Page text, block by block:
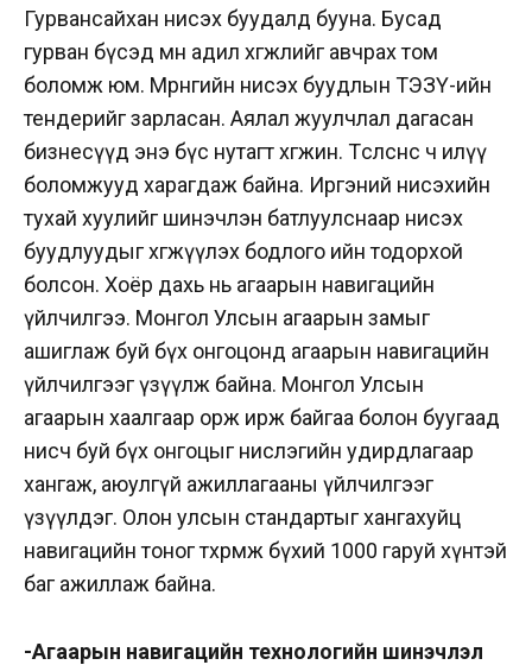
Гурвансайхан нисэх буудалд бууна. Бусад
гурван бүсэд мөн адил хөгжлийг авчрах том
боломж юм. Мөрөнгийн нисэх буудлын ТЭЗҮ-ийн
тендерийг зарласан. Аялал жуулчлал дагасан
бизнесүүд энэ бүс нутагт хөгжинө. Төсөөлснөөс ч илүү
боломжууд харагдаж байна. Иргэний нисэхийн
тухай хуулийг шинэчлэн батлуулснаар нисэх
буудлуудыг хөгжүүлэх бодлого ийн тодорхой
болсон. Хоёр дахь нь агаарын навигацийн
үйлчилгээ. Монгол Улсын агаарын замыг
ашиглаж буй бүх онгоцонд агаарын навигацийн
үйлчилгээг үзүүлж байна. Монгол Улсын
агаарын хаалгаар орж ирж байгаа болон буугаад
нисч буй бүх онгоцыг нислэгийн удирдлагаар
хангаж, аюулгүй ажиллагааны үйлчилгээг
үзүүлдэг. Олон улсын стандартыг хангахуйц
навигацийн тоног төхөөрөмж бүхий 1000 гаруй хүнтэй
баг ажиллаж байна.
-Агаарын навигацийн технологийн шинэчлэл